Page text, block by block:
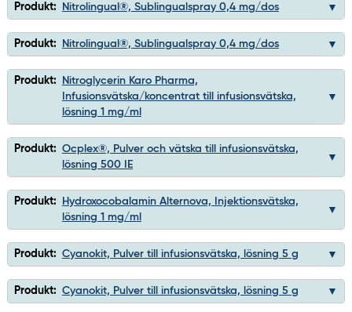
Produkt: Nitrolingual®, Sublingualspray 0,4 mg/dos
Produkt: Nitrolingual®, Sublingualspray 0,4 mg/dos
Produkt:
Nitroglycerin Karo Pharma,
Infusionsvätska/koncentrat till infusionsvätska,
lösning 1 mg/ml
Produkt: Ocplex®, Pulver och vätska till infusionsvätska,
lösning 500 IE
Produkt:
Hydroxocobalamin Alternova, Injektionsvätska,
lösning 1 mg/ml
Produkt: Cyanokit, Pulver till infusionsvätska, lösning 5 g
Produkt: Cyanokit, Pulver till infusionsvätska, lösning 5 g